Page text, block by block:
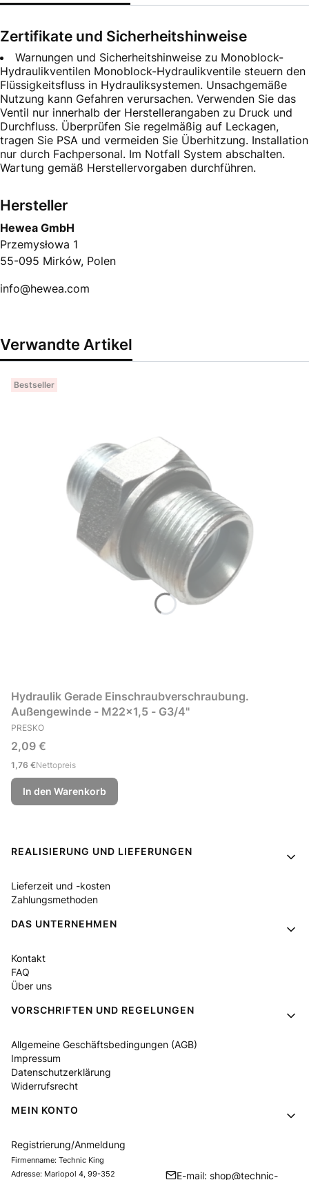
Zertifikate und Sicherheitshinweise
Warnungen und Sicherheitshinweise zu Monoblock-
Hydraulikventilen Monoblock-Hydraulikventile steuern den
Flüssigkeitsfluss in Hydrauliksystemen. Unsachgemäße
Nutzung kann Gefahren verursachen. Verwenden Sie das
Ventil nur innerhalb der Herstellerangaben zu Druck und
Durchfluss. Überprüfen Sie regelmäßig auf Leckagen,
tragen Sie PSA und vermeiden Sie Überhitzung. Installation
nur durch Fachpersonal. Im Notfall System abschalten.
Wartung gemäß Herstellervorgaben durchführen.
Hersteller
Hewea GmbH
Przemysłowa 1
55-095 Mirków, Polen
info@hewea.com
Verwandte Artikel
Bestseller
Hydraulik Gerade Einschraubverschraubung.
Außengewinde - M22x1,5 - G3/4"
HERSTELLER
PRESKO
Preis
2,09 €
Preis
1,76 €Nettopreis
In den Warenkorb
Fußzeilenmenü
REALISIERUNG UND LIEFERUNGEN
Lieferzeit und -kosten
Zahlungsmethoden
DAS UNTERNEHMEN
Kontakt
FAQ
Über uns
VORSCHRIFTEN UND REGELUNGEN
Allgemeine Geschäftsbedingungen (AGB)
Impressum
Datenschutzerklärung
Widerrufsrecht
MEIN KONTO
Registrierung/Anmeldung
Firmenname: Technic King
Adresse: Mariopol 4, 99-352
E-mail: shop@technic-